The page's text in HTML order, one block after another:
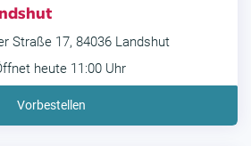
Straße 17, 84036 Landshut
heute 11:00 Uhr
Vorbestellen